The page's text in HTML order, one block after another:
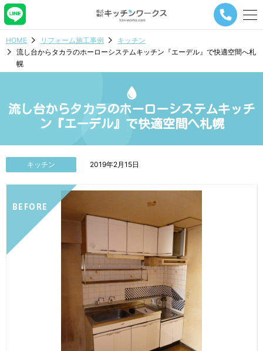
メ
ー
ビ
シ
ョ
タ
HOME リフォーム施工事例
キッチン
流し台からタカラのホーローシステムキッチン『エーデル』で快適空間へ札
幌
流し台からタカラのホーローシステムキッチ
ン『エーデル』で快適空間へ札幌
キッチン 2019年2月15日
BEFORE